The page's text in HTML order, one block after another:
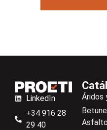
LinkedIn
+34 916 28
29 40
Áridos